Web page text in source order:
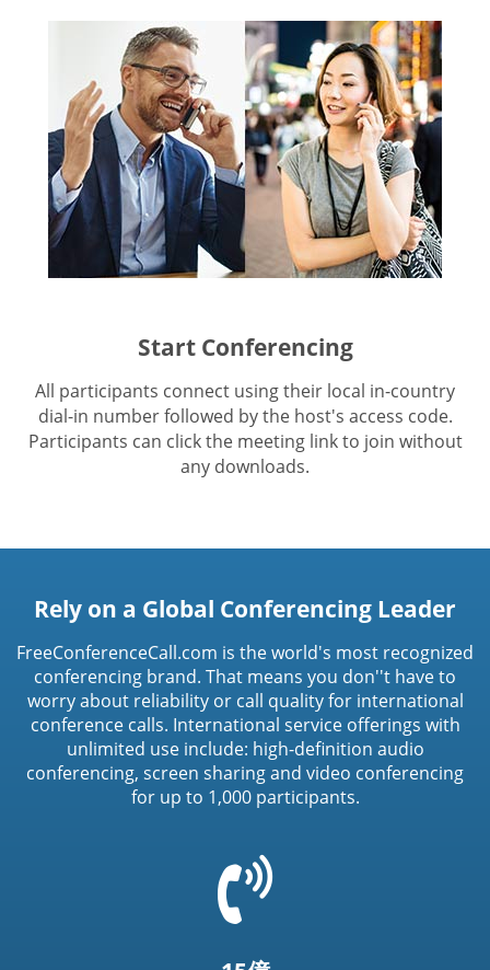
Start Conferencing
All participants connect using their local in-country
dial-in number followed by the host's access code.
Participants can click the meeting link to join without
any downloads.
Rely on a Global Conferencing Leader
FreeConferenceCall.com is the world's most recognized
conferencing brand. That means you don''t have to
worry about reliability or call quality for international
conference calls. International service offerings with
unlimited use include: high-definition audio
conferencing, screen sharing and video conferencing
for up to 1,000 participants.
t('common.phone_icon')